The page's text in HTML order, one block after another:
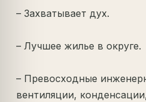
– Захватывает дух.
– Лучшее жилье в округе.
– Превосходные
вентиляции,